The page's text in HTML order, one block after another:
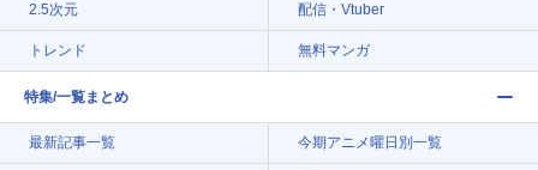
2.5次元 配信・Vtuber
トレンド 無料マンガ
特集/一覧まとめ
最新記事一覧 今期アニメ曜日別一覧